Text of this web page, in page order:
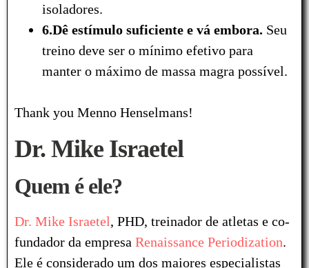
isoladores.
6.Dê estímulo suficiente e vá embora. Seu
treino deve ser o mínimo efetivo para
manter o máximo de massa magra possível.
Thank you Menno Henselmans!
Dr. Mike Israetel
Quem é ele?
Dr. Mike Israetel, PHD, treinador de atletas e co-
fundador da empresa Renaissance Periodization.
Ele é considerado um dos maiores especialistas